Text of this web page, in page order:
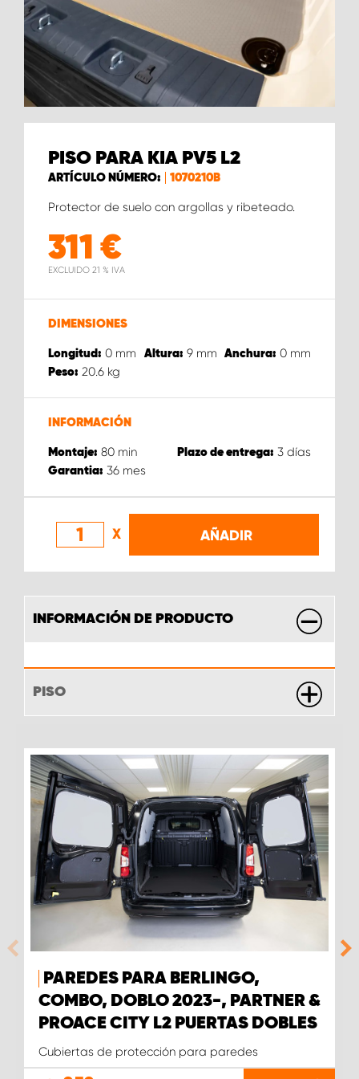
PISO PARA KIA PV5 L2
ARTÍCULO NÚMERO: 1070210B
Protector de suelo con argollas y ribeteado.
311 €
EXCLUIDO 21 % IVA
DIMENSIONES
Longitud: 0 mm Altura: 9 mm Anchura: 0 mm
Peso: 20.6 kg
INFORMACIÓN
Montaje: 80 min Plazo de entrega: 3 días
Garantia: 36 mes
X AÑADIR
INFORMACIÓN DE PRODUCTO
PISO
PAREDES PARA BERLINGO,
COMBO, DOBLO 2023-, PARTNER &
PROACE CITY L2 PUERTAS DOBLES
Cubiertas de protección para paredes